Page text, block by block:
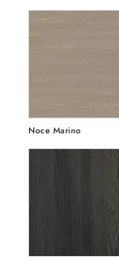
Noce Marino